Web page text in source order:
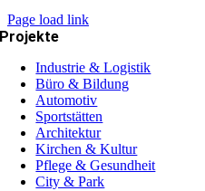
Page load link
Projekte
Industrie & Logistik
Büro & Bildung
Automotiv
Sportstätten
Architektur
Kirchen & Kultur
Pflege & Gesundheit
City & Park